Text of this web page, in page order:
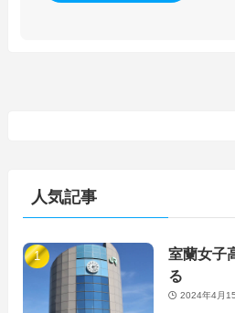
人気記事
室蘭女子
る
2024年4月